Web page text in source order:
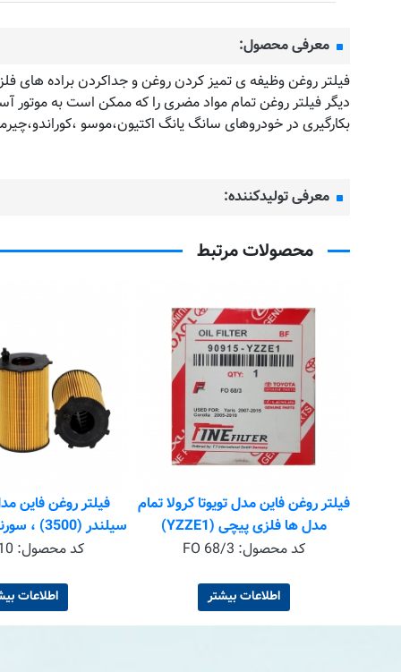
معرفی محصول:
فیلتر روغن وظیفه ی تمیز کردن روغن و جداکردن براده های
بکارگیری در خودروهای سانگ یانگ اکتیون،موسو
معرفی تولیدکننده:
محصولات مرتبط
فیلتر روغن فاین مدل تویوتا کرولا تمام
مدل ها فلزی پیچی (YZZE1)
کد محصول: FO 68/3
اطلاعات بیشتر
سیلندر (3500) ، سورنتو و آزرا گرنجور
کد محصول:
اطلاعات